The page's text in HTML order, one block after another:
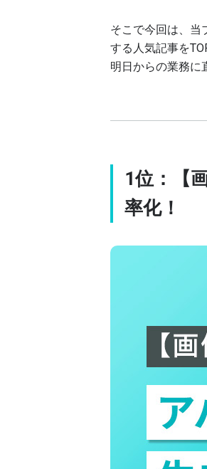
そこで今回は、当
する人気記事を
明日からの業務に
1位：【
率化！